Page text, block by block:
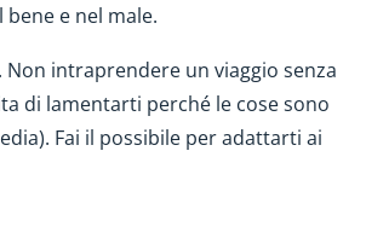
e nel male.
intraprendere un viaggio senza
di lamentarti perché le cose sono
Fai il possibile per adattarti ai